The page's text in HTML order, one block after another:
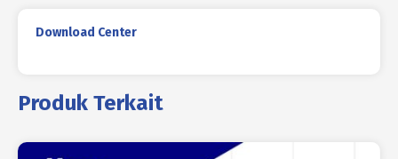
Download Center
Produk Terkait